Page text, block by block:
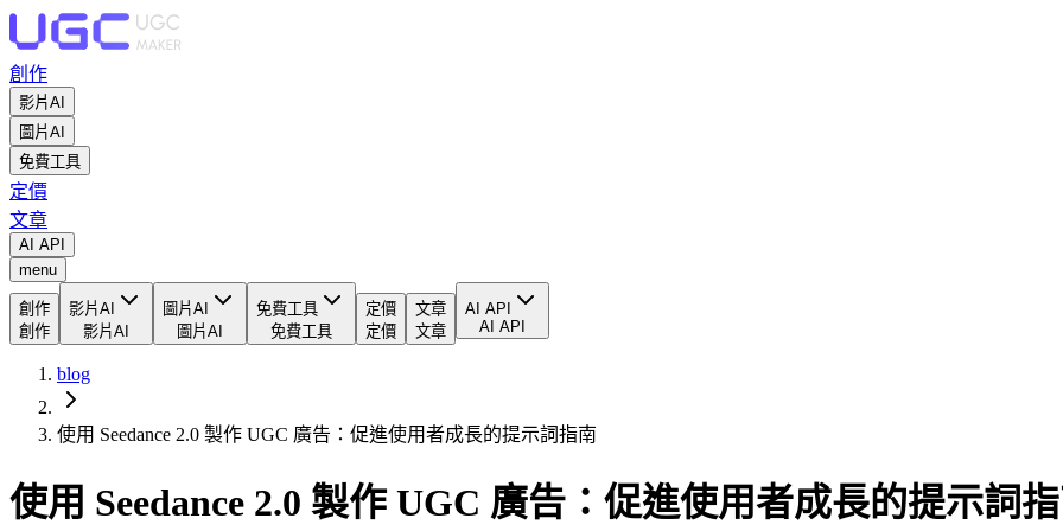
創作
影片AI
圖片AI
免費工具
定價
文章
AI API
menu
創作
創作
影片AI
影片AI
圖片AI
圖片AI
免費工具
免費工具
定價
定價
文章
文章
AI API
AI API
blog
使用 Seedance 2.0 製作 UGC 廣告：促進使用者成長的提示詞指南
使用 Seedance 2.0 製作 UGC 廣告：促進使用者成長的提示詞